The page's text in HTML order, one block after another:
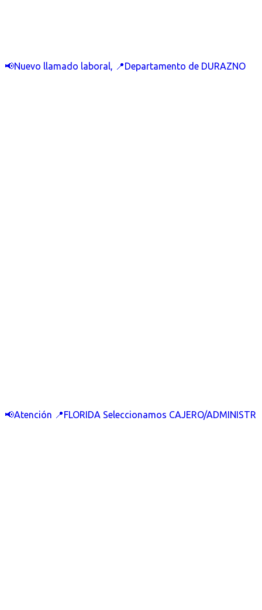
📢Nuevo llamado laboral, 📍Departamento de DURAZNO
📢Atención 📍FLORIDA Seleccionamos CAJERO/ADMINISTR